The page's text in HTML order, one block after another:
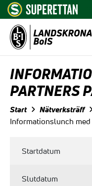
PARTNERS
Start Nätverksträff
Informationslunch
Startdatum
Slutdatum